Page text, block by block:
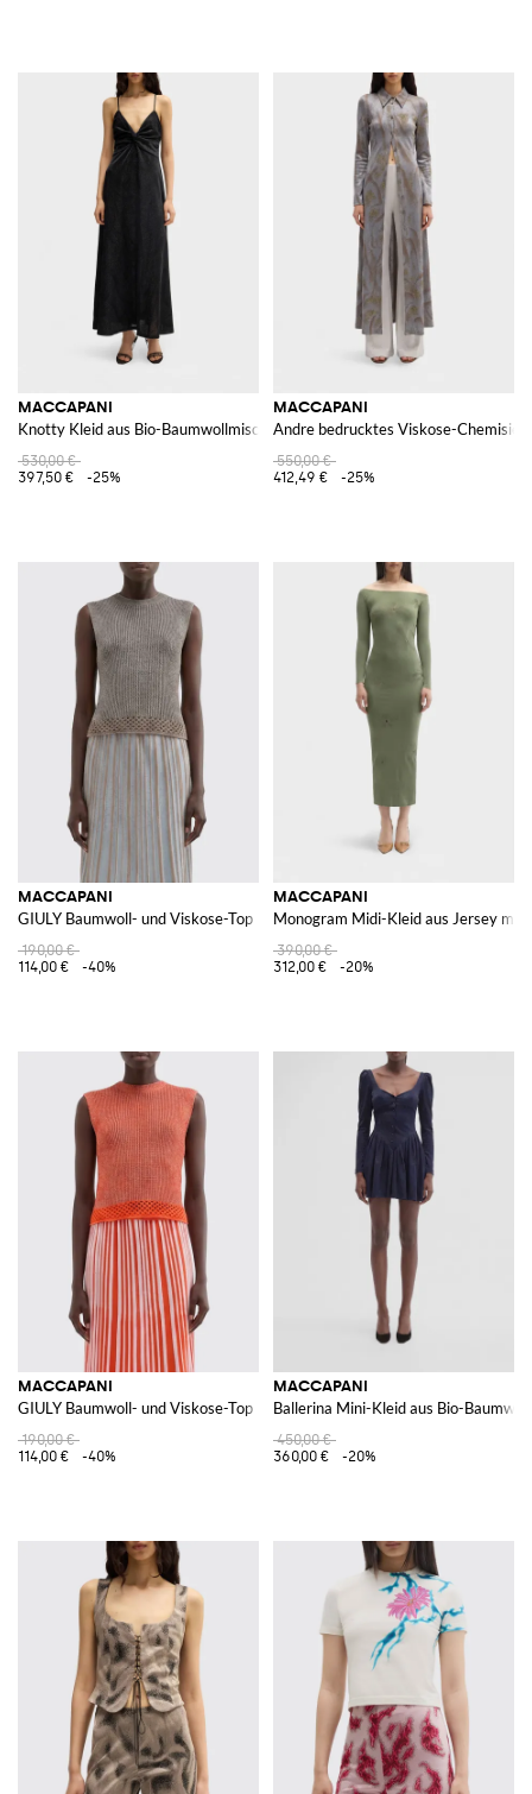
MACCAPANI
Knotty Kleid aus Bio-Baumwollmischung
530,00 €
397,50 €
-25%
MACCAPANI
Andre bedrucktes Viskose-
550,00 €
412,49 €
-25%
MACCAPANI
GIULY Baumwoll- und Viskose-Top
190,00 €
114,00 €
-40%
MACCAPANI
Monogram Midi-Kleid aus Jersey mit
390,00 €
312,00 €
-20%
MACCAPANI
GIULY Baumwoll- und Viskose-Top
190,00 €
114,00 €
-40%
MACCAPANI
Ballerina Mini-Kleid aus Bio-
450,00 €
360,00 €
-20%